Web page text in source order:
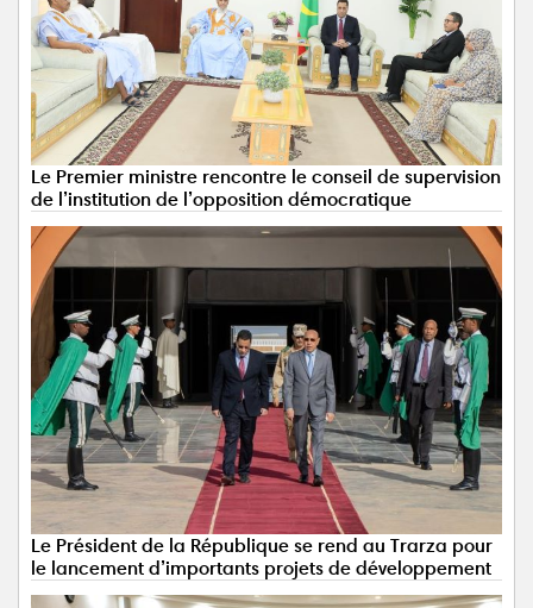
Le Premier ministre rencontre le conseil de supervision
de l’institution de l’opposition démocratique
Le Président de la République se rend au Trarza pour
le lancement d’importants projets de développement